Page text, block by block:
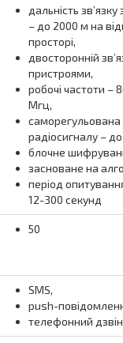
дальність зв’язку
– до 2000 м на
просторі,
двосторонній
пристроями,
робочі частоти –
Мгц,
саморегульована
радіосигналу –
блочне
засноване на
період
12-300 секунд
50
SMS,
push-
телефонний